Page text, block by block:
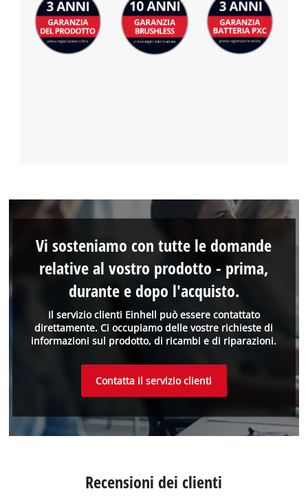
Il servizio clienti Einhell può essere contattato
direttamente. Ci occupiamo delle vostre richieste di
informazioni sul prodotto, di ricambi e di riparazioni.
Vi sosteniamo con tutte le domande
relative al vostro prodotto - prima,
durante e dopo l'acquisto.
Contatta il servizio clienti
Recensioni dei clienti